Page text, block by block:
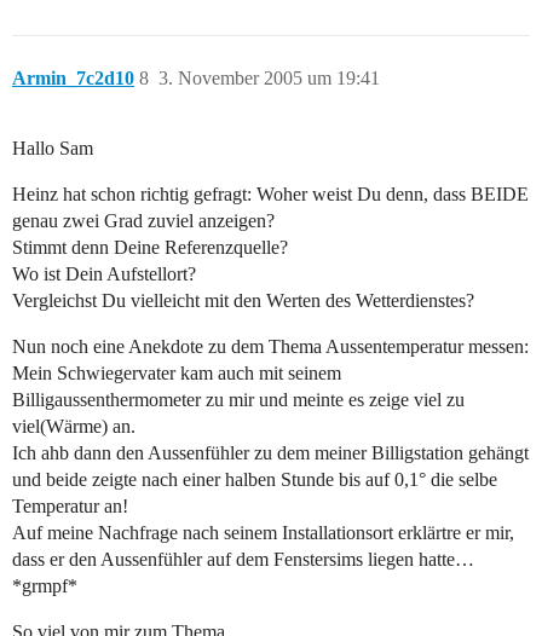
Armin_7c2d10 3. November 2005 um 19:41
8
Hallo Sam
Heinz hat schon richtig gefragt: Woher weist Du denn, dass BEIDE
genau zwei Grad zuviel anzeigen?
Stimmt denn Deine Referenzquelle?
Wo ist Dein Aufstellort?
Vergleichst Du vielleicht mit den Werten des Wetterdienstes?
Nun noch eine Anekdote zu dem Thema Aussentemperatur messen:
Mein Schwiegervater kam auch mit seinem
Billigaussenthermometer zu mir und meinte es zeige viel zu
viel(Wärme) an.
Ich ahb dann den Aussenfühler zu dem meiner Billigstation gehängt
und beide zeigte nach einer halben Stunde bis auf 0,1° die selbe
Temperatur an!
Auf meine Nachfrage nach seinem Installationsort erklärtre er mir,
dass er den Aussenfühler auf dem Fenstersims liegen hatte…
*grmpf*
So viel von mir zum Thema.